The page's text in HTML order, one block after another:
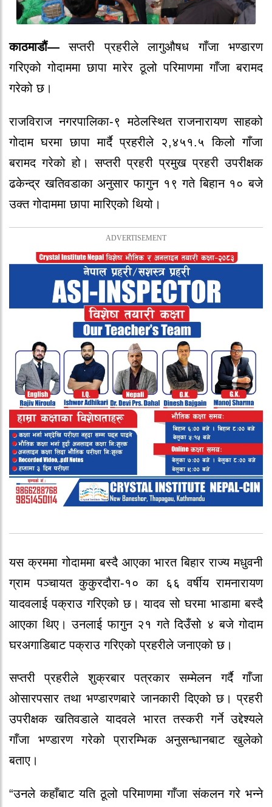
काठमाडौं— सप्तरी प्रहरीले लागुऔषध गाँजा भण्डारण
गरिएको गोदाममा छापा मारेर ठूलो परिमाणमा गाँजा बरामद
गरेको छ।
राजविराज नगरपालिका-९ मठेलस्थित राजनारायण साहको
गोदाम घरमा छापा मार्दै प्रहरीले २,४५१.५ किलो गाँजा
बरामद गरेको हो। सप्तरी प्रहरी प्रमुख प्रहरी उपरीक्षक
ढकेन्द्र खतिवडाका अनुसार फागुन १९ गते बिहान १० बजे
उक्त गोदाममा छापा मारिएको थियो।
यस क्रममा गोदाममा बस्दै आएका भारत बिहार राज्य मधुवनी
ग्राम पञ्चायत कुकुरदौरा-१० का ६६ वर्षीय रामनारायण
यादवलाई पक्राउ गरिएको छ। यादव सो घरमा भाडामा बस्दै
आएका थिए। उनलाई फागुन २१ गते दिउँसो ४ बजे गोदाम
घरअगाडिबाट पक्राउ गरिएको प्रहरीले जनाएको छ।
सप्तरी प्रहरीले शुक्रबार पत्रकार सम्मेलन गर्दै गाँजा
ओसारपसार तथा भण्डारणबारे जानकारी दिएको छ। प्रहरी
उपरीक्षक खतिवडाले यादवले भारत तस्करी गर्ने उद्देश्यले
गाँजा भण्डारण गरेको प्रारम्भिक अनुसन्धानबाट खुलेको
बताए।
“उनले कहाँबाट यति ठूलो परिमाणमा गाँजा संकलन गरे भन्ने